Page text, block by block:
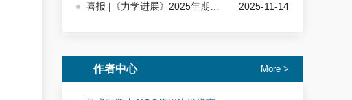
2025-11-14
作者中心 More >